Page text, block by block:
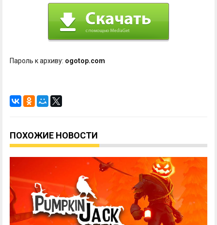
Пароль к архиву: ogotop.com
ПОХОЖИЕ НОВОСТИ